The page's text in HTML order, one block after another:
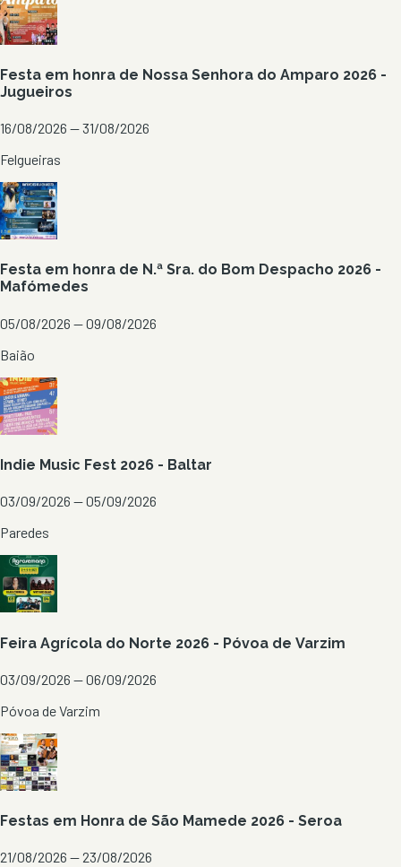
Festa em honra de Nossa Senhora do Amparo 2026 -
Jugueiros
16/08/2026 — 31/08/2026
Felgueiras
Festa em honra de N.ª Sra. do Bom Despacho 2026 -
Mafómedes
05/08/2026 — 09/08/2026
Baião
Indie Music Fest 2026 - Baltar
03/09/2026 — 05/09/2026
Paredes
Feira Agrícola do Norte 2026 - Póvoa de Varzim
03/09/2026 — 06/09/2026
Póvoa de Varzim
Festas em Honra de São Mamede 2026 - Seroa
21/08/2026 — 23/08/2026